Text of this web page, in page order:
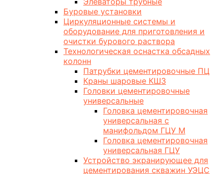
Буровые установки
Циркуляционные системы и
оборудование для приготовления и
очистки бурового раствора
Технологическая оснастка обсадных
колонн
Патрубки цементировочные ПЦ
Краны шаровые КШЗ
Головки цементировочные
универсальные
Головка цементировочная
универсальная с
манифольдом ГЦУ М
Головка цементировочная
универсальная ГЦУ
Устройство экранирующее для
цементирования скважин УЭЦС